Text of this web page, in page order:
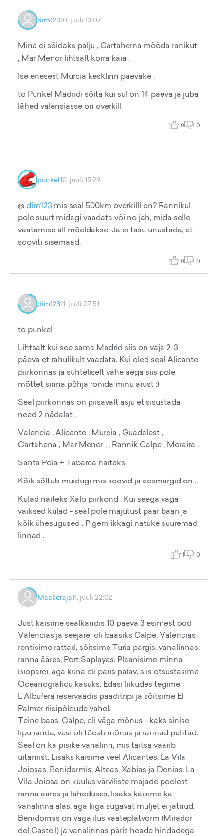
dim12310. juuli 13:07
Mina ei sõidaks palju , Cartaherna mööda ranikut
, Mar Menor lihtsalt korra käia .
Ise enesest Murcia kesklinn päevake .
to Punkel Madridi sõita kui sul on 14 päeva ja juba
lähed valensiasse on overkill
0 0
punkel10. juuli 15:29
@dim123 mis seal 500km overkilli on? Rannikul
pole suurt midagi vaadata või no jah, mida selle
vaatamise all mõeldakse. Ja ei tasu unustada, et
sooviti sisemaad.
0 0
dim12311. juuli 07:51
to punkel
Lihtsalt kui see sama Madrid siis on vaja 2-3
päeva et rahulikult vaadata. Kui oled seal Alicante
piirkonnas ja suhteliselt vähe aega siis pole
mõttet sinna põhja ronida minu arust :)
Seal piirkonnas on piisavalt asju et sisustada
need 2 nädalat .
Valencia , Alicante , Murcia , Guadalest ,
Cartahena , Mar Menor , , Rannik Calpe , Moraira .
Santa Pola + Tabarca näiteks
Kõik sõltub muidugi mis soovid ja eesmärgid on .
Külad näiteks Xalo piirkond . Kui seega väga
väiksed külad - seal pole majutust paar baari ja
kõik ühesugused . Pigem ikkagi natuke suuremad
linnad .
1 0
Maakeraja11. juuli 22:02
Just käisime sealkandis 10 päeva 3 esimest ööd
Valencias ja seejärel oli baasiks Calpe. Valencias
rentisime rattad, sõitsime Turia pargis, vanalinnas,
ranna ääres, Port Saplayas. Plaanisime minna
Bioparci, aga kuna oli päris palav, siis otsustasime
Oceanograficu kasuks. Edasi liikudes tegime
L'Albufera reservaadis paaditripi ja sõitsime El
Palmer riisipõldude vahel.
Teine baas, Calpe, oli väga mõnus - kaks sinise
lipu randa, vesi oli tõesti mõnus ja rannad puhtad.
Seal on ka pisike vanalinn, mis täitsa väärib
uitamist. Lisaks käisime veel Alicantes, La Vila
Joiosas, Benidormis, Alteas, Xabias ja Denias. La
Vila Joiosa on kuulus värviliste majade poolest
ranna ääres ja läheduses, lisaks käisime ka
vanalinna alas, aga liiga sügavat muljet ei jätnud.
Benidormis on väga ilus vaateplatvorm (Mirador
del Castell) ja vanalinnas päris heade hindadega